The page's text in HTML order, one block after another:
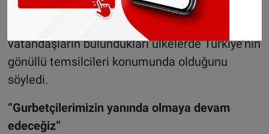
Türkiye’nin uluslararası görünürlüğüne katkı
sunduğunu belirterek, yurt dışındaki
vatandaşların bulundukları ülkelerde Türkiye’nin
gönüllü temsilcileri konumunda olduğunu
söyledi.
“Gurbetçilerimizin yanında olmaya devam
edeceğiz”